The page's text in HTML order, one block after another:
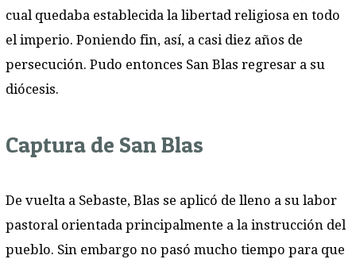
cual quedaba establecida la libertad religiosa en todo
el imperio. Poniendo fin, así, a casi diez años de
persecución. Pudo entonces San Blas regresar a su
diócesis.
Captura de San Blas
De vuelta a Sebaste, Blas se aplicó de lleno a su labor
pastoral orientada principalmente a la instrucción del
pueblo. Sin embargo no pasó mucho tiempo para que